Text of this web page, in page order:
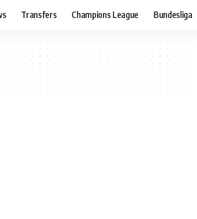
Transfers Champions League Bundesliga